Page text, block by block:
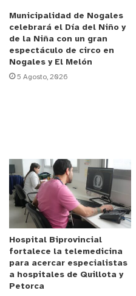
planteado y no ha
agregando que con esta
se agilice.
La manifestación iició a
programada hasta las
Municipalidad de Nogales
celebrará el Día del Niño y
de la Niña con un gran
espectáculo de circo en
Nogales y El Melón
5 Agosto, 2026
Hospital Biprovincial
fortalece la telemedicina
para acercar especialistas
a hospitales de Quillota y
Petorca